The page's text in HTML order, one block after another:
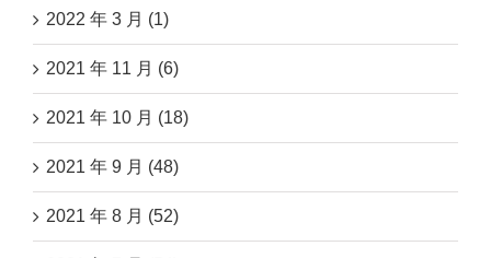
2022 年 3 月 (1)
2021 年 11 月 (6)
2021 年 10 月 (18)
2021 年 9 月 (48)
2021 年 8 月 (52)